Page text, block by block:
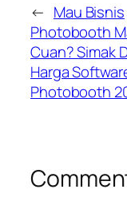
← Mau Bisnis
Photobooth
Cuan? Simak
Harga
Photobooth